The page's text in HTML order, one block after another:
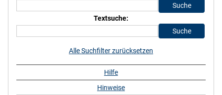
Textsuche:
Alle Suchfilter zurücksetzen
Hilfe
Hinweise